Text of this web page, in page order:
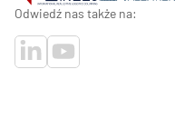
Odwiedź nas także na: